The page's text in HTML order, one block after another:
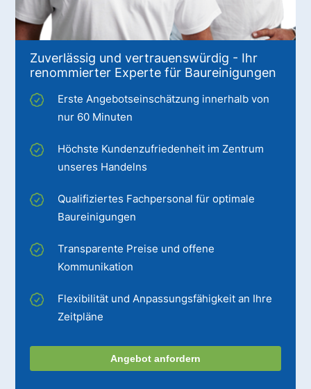
Zuverlässig und vertrauenswürdig - Ihr
renommierter Experte für Baureinigungen
Erste Angebotseinschätzung innerhalb von
nur 60 Minuten
Höchste Kundenzufriedenheit im Zentrum
unseres Handelns
Qualifiziertes Fachpersonal für optimale
Baureinigungen
Transparente Preise und offene
Kommunikation
Flexibilität und Anpassungsfähigkeit an Ihre
Zeitpläne
Angebot anfordern